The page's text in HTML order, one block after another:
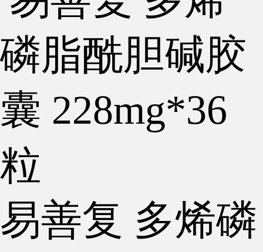
贝双定 恩替卡韦分散
￥25.00 去看看
名正 阿德福韦酯胶囊
去看看
易善复 多烯磷